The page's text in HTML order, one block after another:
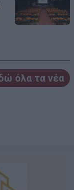
όλα τα νέα